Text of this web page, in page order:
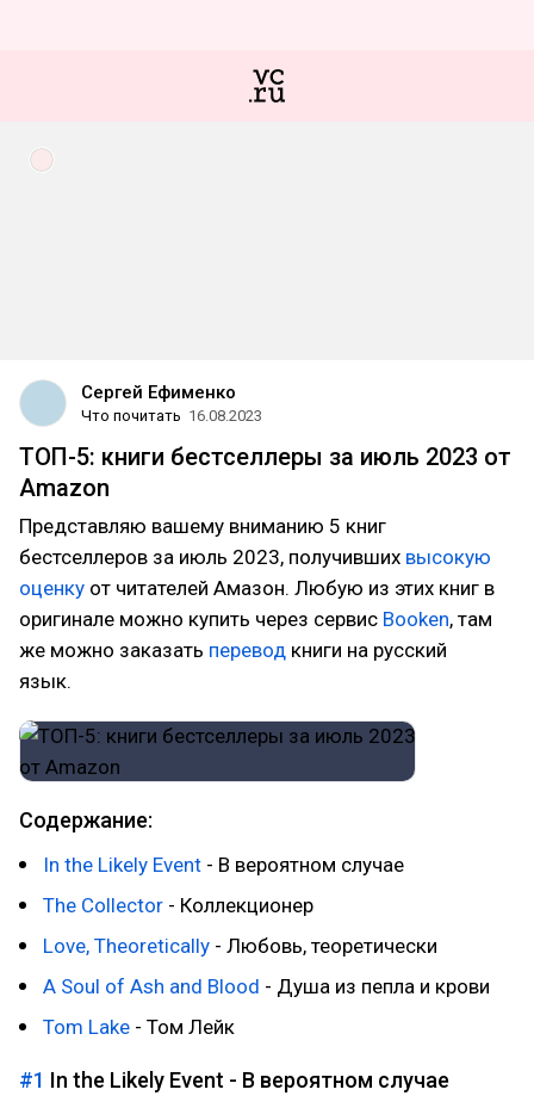
Сергей Ефименко
Что почитать 16.08.2023
ТОП-5: книги бестселлеры за июль 2023 от
Amazon
Представляю вашему вниманию 5 книг
бестселлеров за июль 2023, получивших высокую
оценку от читателей Амазон. Любую из этих книг в
оригинале можно купить через сервис Booken, там
же можно заказать перевод книги на русский
язык.
Содержание:
In the Likely Event - В вероятном случае
The Collector - Коллекционер
Love, Theoretically - Любовь, теоретически
A Soul of Ash and Blood - Душа из пепла и крови
Tom Lake - Том Лейк
#1 In the Likely Event - В вероятном случае